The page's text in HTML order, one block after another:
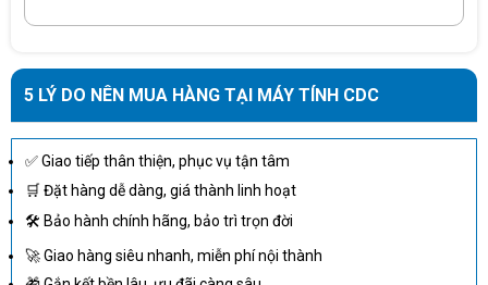
RAM 16GB, ổ cứng SSD 512 GB
Laptop Lenovo LOQ 15IRX9 83DV0092VN còn vô cùng nổi bật với
khả năng đa nhiệm xuất sắc nhờ được trang bị RAM 16GB DDR5.
Điều này đảm bảo hiệu suất linh hoạt và nhanh chóng khi xử lý
nhiều ứng dụng cùng một lúc, từ công việc đến giải trí.
Ngoài ra, ổ cứng SSD 512GB PCIe NVMe tốc độ cao giúp tăng tốc
độ khởi động hệ thống và tải ứng dụng, mang lại trải nghiệm làm
việc và giải trí mượt mà. Sự kết hợp giữa RAM dung lượng lớn và
ổ cứng SSD này giúp người dùng thỏa sức khám phá và sử dụng
5 LÝ DO NÊN MUA HÀNG TẠI MÁY TÍNH CDC
✅ Giao tiếp thân thiện, phục vụ tận tâm
🛒 Đặt hàng dễ dàng, giá thành linh hoạt
🛠 Bảo hành chính hãng, bảo trì trọn đời
🚀 Giao hàng siêu nhanh, miễn phí nội thành